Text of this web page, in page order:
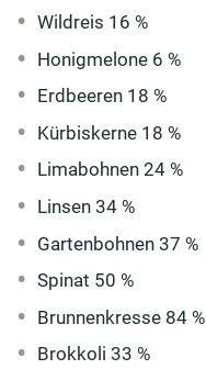
Wildreis 16 %
Honigmelone 6 %
Erdbeeren 18 %
Kürbiskerne 18 %
Limabohnen 24 %
Linsen 34 %
Gartenbohnen 37 %
Spinat 50 %
Brunnenkresse 84 %
Brokkoli 33 %